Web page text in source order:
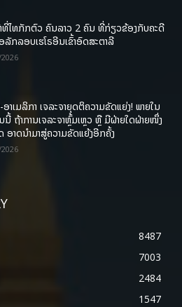
ທີ່ໄທກັກຕົວ ຄົນລາວ 2 ຄົນ ທີ່ກ່ຽວຂ້ອງກັບຄະດີ
ລັກລອບເຮໂຣອີນເຂົ້າອົດສະຕາລີ
າເມລິກາ ເຈລະຈາຍຸດຕິຄວາມຂັດແຍ່ງ! ພາຍໃນ
ນີ້ ຖ້າການເຈລະຈາຫຼົ້ມເຫຼວ ຫຼື ມີຝ່າຍໃດຝ່າຍໜຶ່ງ
ອາດນໍາມາສູ່ຄວາມຂັດແຍ້ງອີກຄັ້ງ
8487
7003
2484
1547